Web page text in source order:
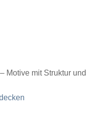
Motive mit Struktur und